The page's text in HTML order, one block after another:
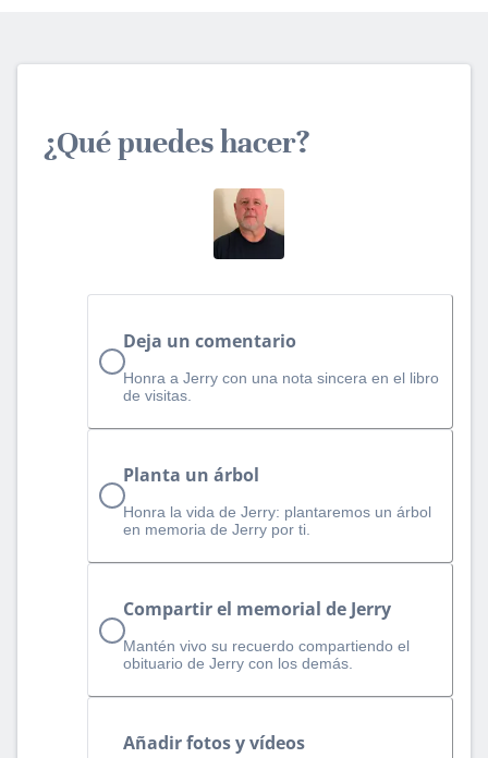
¿Qué puedes hacer?
Deja un comentario
Honra a Jerry con una nota sincera en el libro
de visitas.
Planta un árbol
Honra la vida de Jerry: plantaremos un árbol
en memoria de Jerry por ti.
Compartir el memorial de Jerry
Mantén vivo su recuerdo compartiendo el
obituario de Jerry con los demás.
Añadir fotos y vídeos